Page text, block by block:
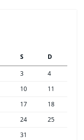
S
D
3
4
10
11
17
18
24
25
31